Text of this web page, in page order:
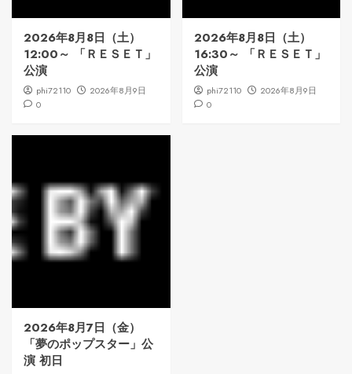
2026年8月8日（土）
12:00～ 「ＲＥＳＥＴ」
公演
phi72110
2026年8月9日
0
2026年8月8日（土）
16:30～ 「ＲＥＳＥＴ」
公演
phi72110
2026年8月9日
0
2026年8月7日（金）
「夢のポップスター」公
演 初日